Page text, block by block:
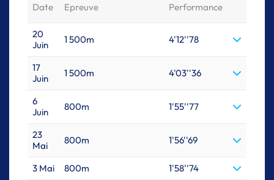
Date Epreuve Performance
20
Juin
1 500m 4'12''78
17
Juin
1 500m 4'03''36
6
Juin
800m 1'55''77
23
Mai
800m 1'56''69
3 Mai 800m
1'58''74